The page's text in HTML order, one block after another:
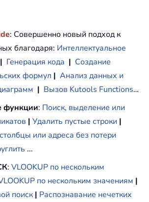
: Совершенно новый подход к
благодаря: Интеллектуальное
| Генерация кода | Создание
формул | Анализ данных и
| Вызов Kutools Functions…
функции: Поиск, выделение или
| Удалить пустые строки |
или адреса без потери
...
: VLOOKUP по нескольким
по нескольким значениям |
поиск | Распознавание нечетких